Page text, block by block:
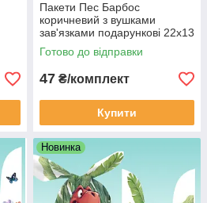
Пакети Пес Барбос
коричневий з вушками
зав'язками подарункові 22х13
см набір 10 шт
Готово до відправки
47 ₴/комплект
Купити
Новинка